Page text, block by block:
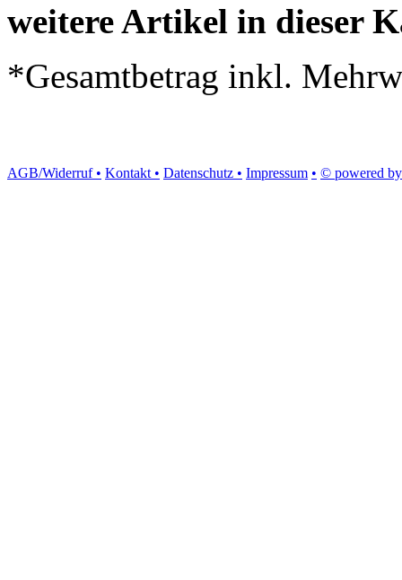
weitere Artikel in dieser
*Gesamtbetrag inkl.
AGB/Widerruf • Kontakt • Datenschutz • Impressum • © powered